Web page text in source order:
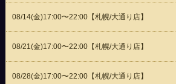
08/14(金)17:00〜22:00【札幌/大通り店】
08/21(金)17:00〜22:00【札幌/大通り店】
08/28(金)17:00〜22:00【札幌/大通り店】